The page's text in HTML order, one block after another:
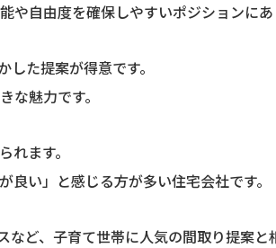
自由度を確保しやすいポジションにあ
た提案が得意です。
魅力です。
ます。
い」と感じる方が多い住宅会社です。
など、子育て世帯に人気の間取り提案と